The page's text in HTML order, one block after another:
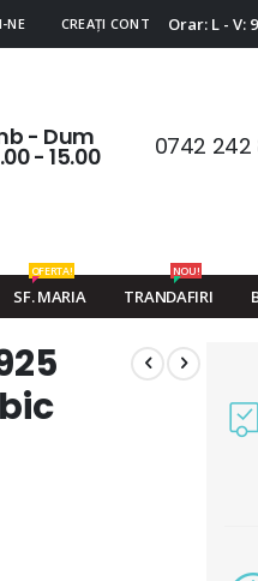
NE CREAȚI CONT Orar: L - V:
- Dum
- 15.00 0742 242
SF. MARIA
OFERTA!
TRANDAFIRI
NOU!